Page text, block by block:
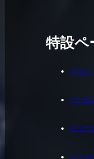
特設ペ
エルメ
バーキ
ケリー
シャネ